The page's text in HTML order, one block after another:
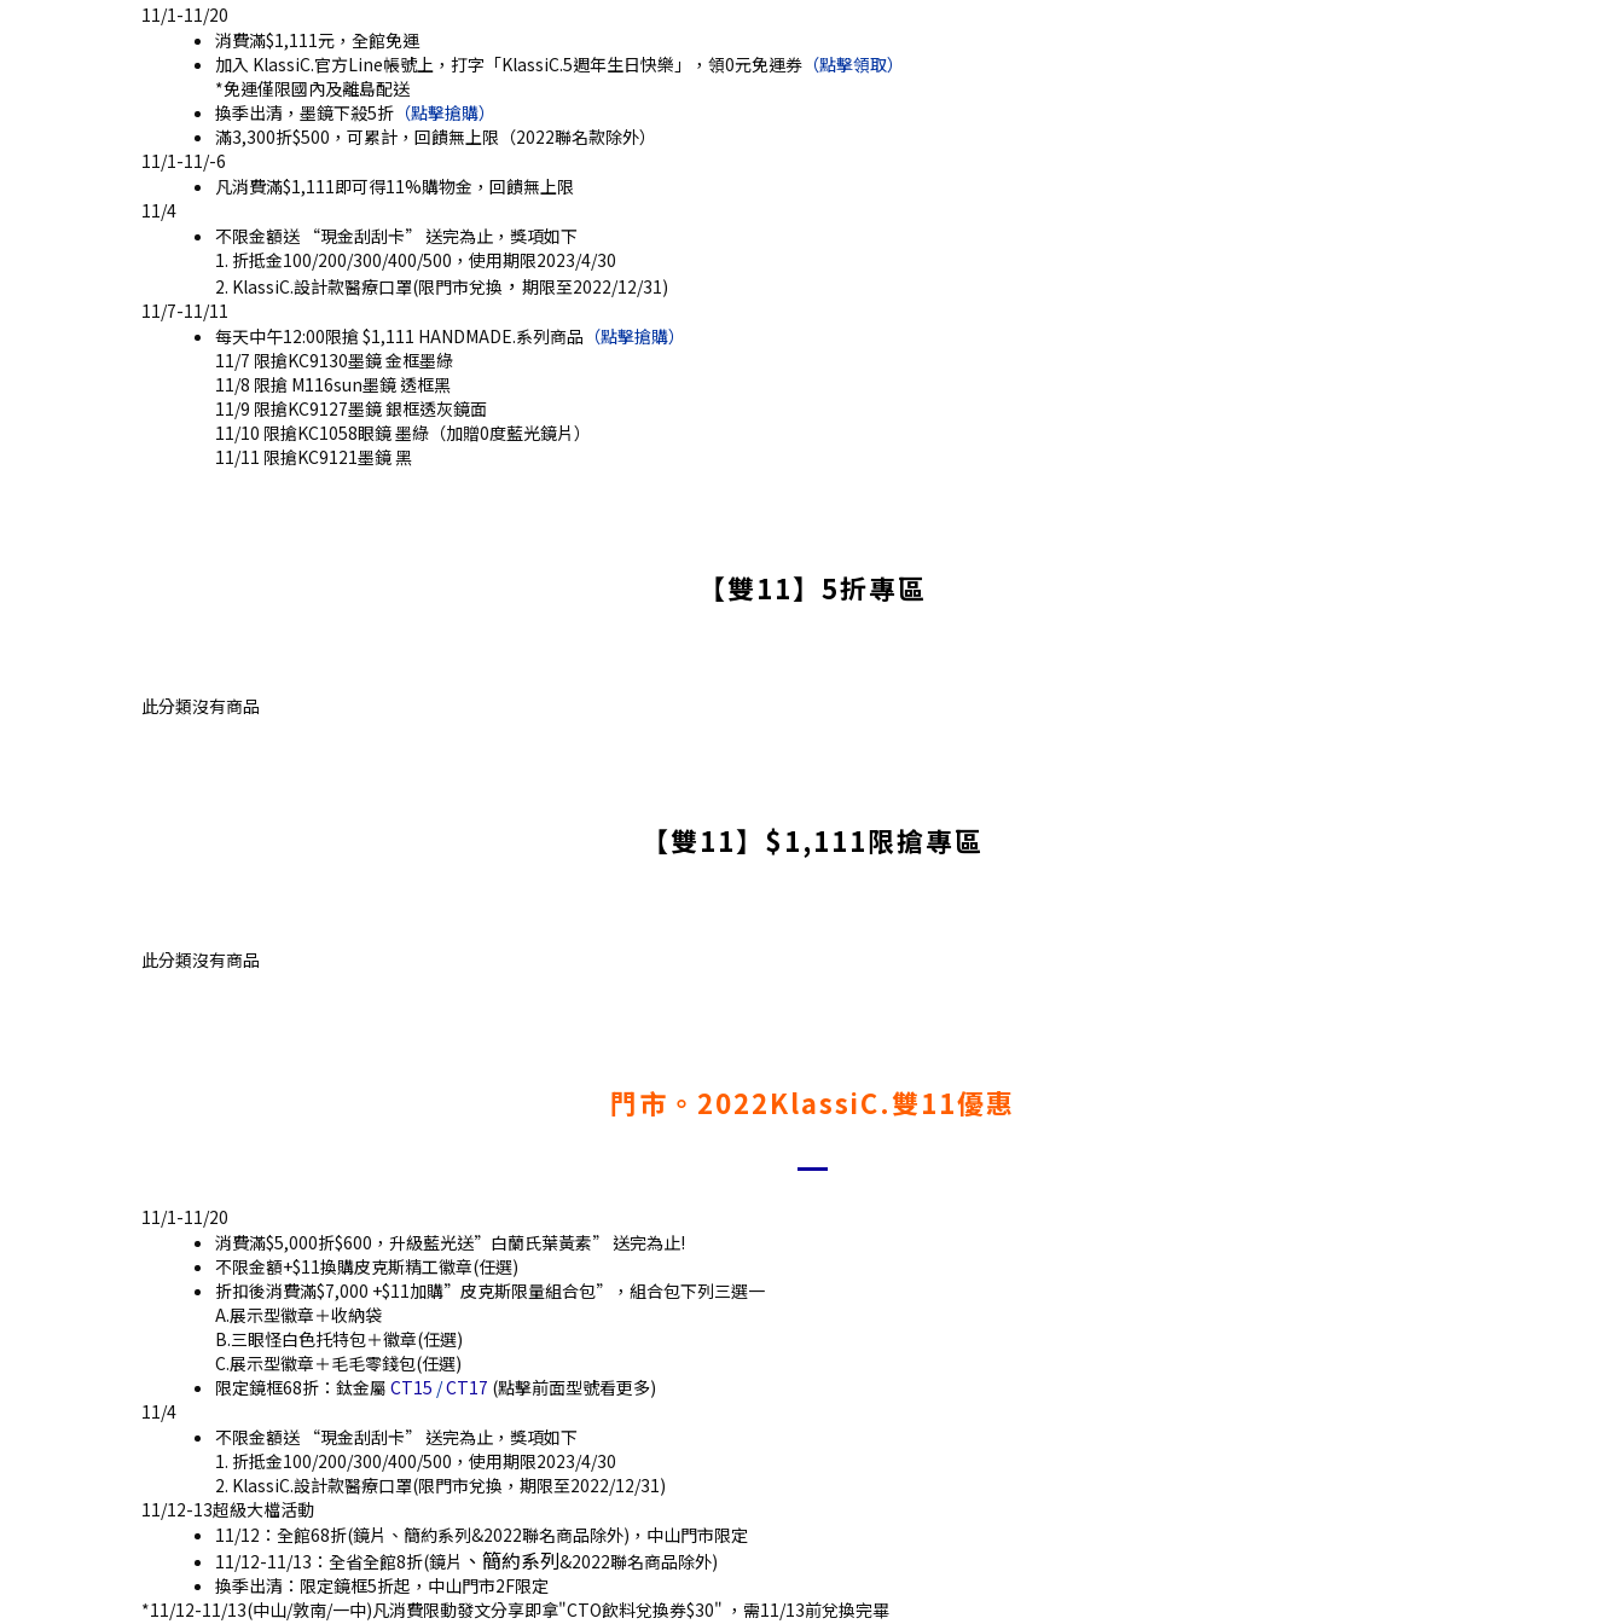
11/1-11/20
消費滿$1,111元，全館免運
加入 KlassiC.官方Line帳號上，打字「KlassiC.5週年生日快樂」，領0元免運券 （點擊領取）
*免運僅限國內及離島配送
換季出清，墨鏡下殺5折 （點擊搶購）
滿3,300折$500，可累計，回饋無上限（2022聯名款除外）
11/1-11/-6
凡消費滿$1,111即可得11%購物金，回饋無上限
11/4
不限金額送 “現金刮刮卡” 送完為止，獎項如下
1. 折抵金100/200/300/400/500，使用期限2023/4/30
2. KlassiC.設計款醫療口罩(限門市兌換 ， 期限至2022/12/31)
11/7-11/11
每天中午12:00限搶 $1,111 HANDMADE.系列商品 （點擊搶購）
11/7 限搶KC9130墨鏡 金框墨綠
11/8 限搶 M116sun墨鏡 透框黑
11/9 限搶KC9127墨鏡 銀框透灰鏡面
11/10 限搶KC1058眼鏡 墨綠（加贈0度藍光鏡片）
11/11 限搶KC9121墨鏡 黑
【雙11】5折專區
此分類沒有商品
【雙11】$1,111限搶專區
此分類沒有商品
門市。2022KlassiC.雙11優惠
11/1-11/20
消費滿$5,000折$600，升級藍光送”白蘭氏葉黃素” 送完為止!
不限金額+$11換購皮克斯精工徽章(任選)
折扣後消費滿$7,000 +$11加購”皮克斯限量組合包”，組合包下列三選一
A.展示型徽章＋收納袋
B.三眼怪白色托特包＋徽章(任選)
C.展示型徽章＋毛毛零錢包(任選)
限定鏡框68折：鈦金屬 CT15 /CT17 (點擊前面型號看更多)
11/4
不限金額送 “現金刮刮卡” 送完為止，獎項如下
1. 折抵金100/200/300/400/500，使用期限2023/4/30
2. KlassiC.設計款醫療口罩(限門市兌換，期限至2022/12/31)
11/12-13超級大檔活動
11/12：全館68折(鏡片、簡約系列&2022聯名商品除外)，中山門市限定
11/12-11/13：全省全館8折(鏡片 、簡約系列&2022聯名商品除外)
換季出清：限定鏡框5折起，中山門市2F限定
*11/12-11/13(中山/敦南/一中)凡消費限動發文分享即拿"CTO飲料兌換券$30" ，需11/13前兌換完畢